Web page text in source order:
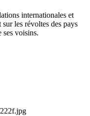
internationales et
les révoltes des pays
ses voisins.